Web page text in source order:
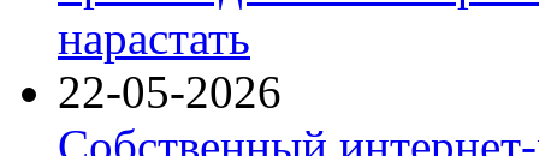
нарастать
22-05-2026